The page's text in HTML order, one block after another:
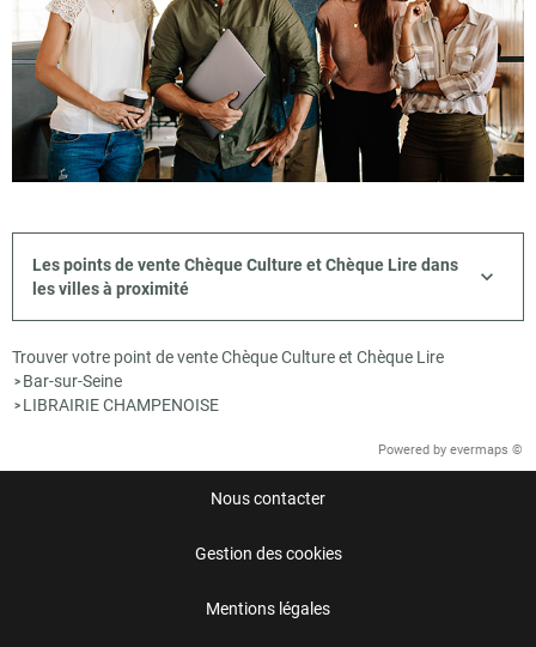
Les points de vente Chèque Culture et Chèque Lire dans
les villes à proximité
Trouver votre point de vente Chèque Culture et Chèque Lire
> Bar-sur-Seine
> LIBRAIRIE CHAMPENOISE
Powered by evermaps ©
Nous contacter
Gestion des cookies
Mentions légales